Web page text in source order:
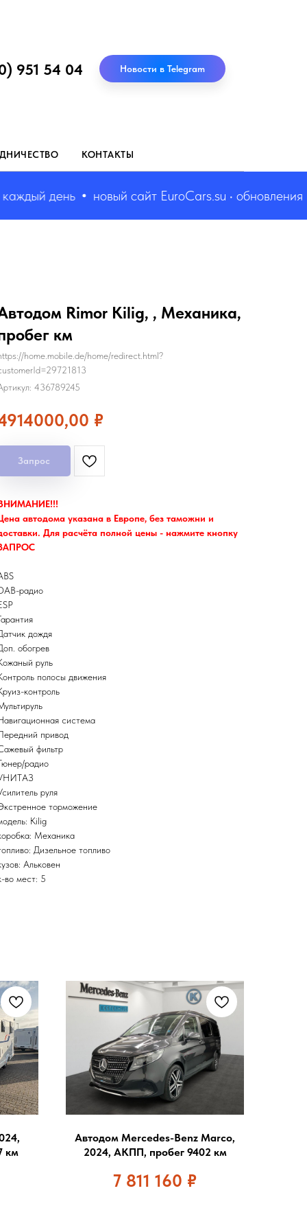
951 54 04 Новости в Telegram
КОНТАКТЫ
день новый сайт EuroCars.su • обновления
Rimor Kilig, , Механика,
км
home.mobile.de/home/redirect.html?
436789245
₽
Запрос
автодома указана в Европе, без таможни и
Для расчёта полной цены - нажмите кнопку
радио
дождя
обогрев
руль
полосы движения
контроль
система
привод
фильтр
радио
руля
торможение
Kilig
Механика
Дизельное топливо
Альковен
во мест: 5
км
Автодом Mercedes-Benz Marco,
2024, АКПП, пробег 9402 км
7 811 160 ₽